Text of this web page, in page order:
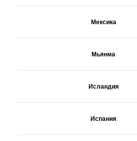
Мексика
Мьянма
Исландия
Испания